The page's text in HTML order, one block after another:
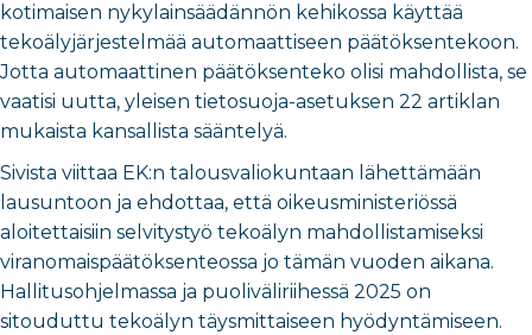
kotimaisen nykylainsäädännön kehikossa käyttää
tekoälyjärjestelmää automaattiseen päätöksentekoon.
Jotta automaattinen päätöksenteko olisi mahdollista, se
vaatisi uutta, yleisen tietosuoja-asetuksen 22 artiklan
mukaista kansallista sääntelyä.
Sivista viittaa EK:n talousvaliokuntaan lähettämään
lausuntoon ja ehdottaa, että oikeusministeriössä
aloitettaisiin selvitystyö tekoälyn mahdollistamiseksi
viranomaispäätöksenteossa jo tämän vuoden aikana.
Hallitusohjelmassa ja puoliväliriihessä 2025 on
sitouduttu tekoälyn täysmittaiseen hyödyntämiseen.